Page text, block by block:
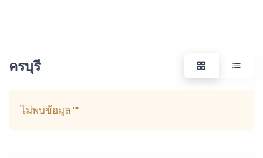
ครบุรี
ไม่พบข้อมูล ""